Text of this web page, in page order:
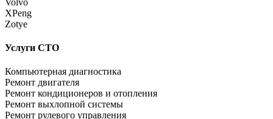
XPeng
Zotye
Услуги СТО
Компьютерная диагностика
Ремонт двигателя
Ремонт кондиционеров и отопления
Ремонт выхлопной системы
Ремонт рулевого управления